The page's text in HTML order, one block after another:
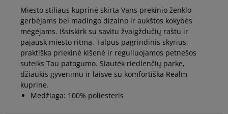
Miesto stiliaus kuprinė skirta Vans prekinio ženklo
gerbėjams bei madingo dizaino ir aukštos kokybės
mėgėjams. Išsiskirk su savitu žvaigždučių raštu ir
pajausk miesto ritmą. Talpus pagrindinis skyrius,
praktiška priekinė kišenė ir reguliuojamos petnešos
suteiks Tau patogumo. Siautėk riedlenčių parke,
džiaukis gyvenimu ir laisve su komfortiška Realm
kuprine.
Medžiaga: 100% poliesteris